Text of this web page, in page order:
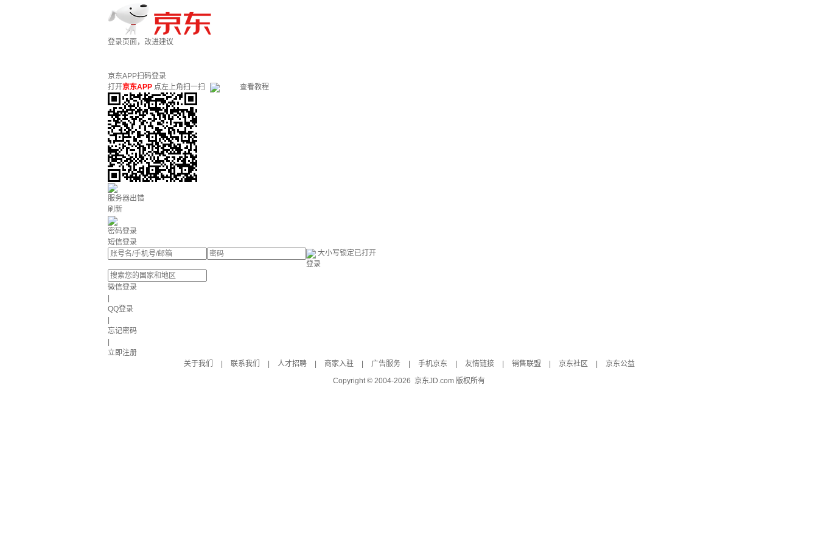
登录页面，改进建议
京东APP扫码登录
打开京东APP 点左上角扫一扫 查看教程
服务器出错
刷新
密码登录
短信登录
大小写锁定已打开
登录
微信登录
QQ登录
忘记密码
立即注册
关于我们
联系我们 人才招聘 商家入驻 广告服务 手机京东 友情链接 销售联盟 京东社区
京东公益
Copyright © 2004-2026 京东JD.com 版权所有